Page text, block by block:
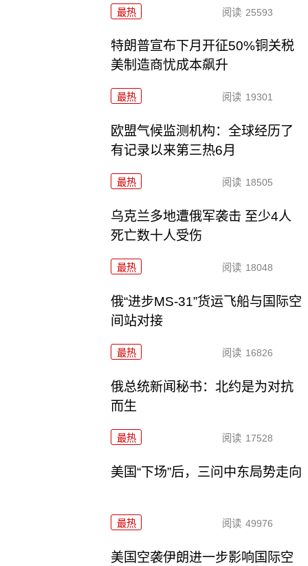
最热 阅读 25593
特朗普宣布下月开征50%铜关税
美制造商忧成本飙升
最热 阅读 19301
欧盟气候监测机构：全球经历了
有记录以来第三热6月
最热 阅读 18505
乌克兰多地遭俄军袭击 至少4人
死亡数十人受伤
最热 阅读 18048
俄“进步MS-31”货运飞船与国际空
间站对接
最热 阅读 16826
俄总统新闻秘书：北约是为对抗
而生
最热 阅读 17528
美国“下场”后，三问中东局势走向
最热 阅读 49976
美国空袭伊朗进一步影响国际空